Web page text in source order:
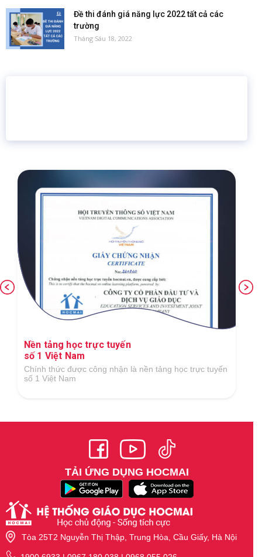
Đề thi đánh giá năng lực 2022 tất cả các
trường
Tháng Sáu 18, 2022
Nền tảng học trực tuyến
số 1 Việt Nam
Chính thức được công nhận là nền tảng học trực tuyến
số 1 Việt Nam
TẢI ỨNG DỤNG HOCMAI
Tòa 25T2 Nguyễn Thị Thập, Trung Hòa, Cầu Giấy, Hà Nội